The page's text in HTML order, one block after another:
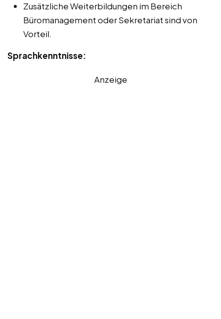
Zusätzliche Weiterbildungen im Bereich
Büromanagement oder Sekretariat sind von
Vorteil.
Sprachkenntnisse:
Anzeige